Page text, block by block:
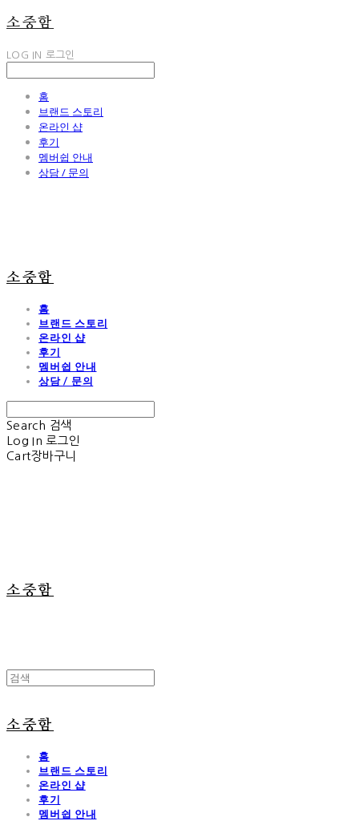
소중함
LOG IN 로그인
홈
브랜드 스토리
온라인 샵
후기
멤버쉽 안내
상담 / 문의
소중함
홈
브랜드 스토리
온라인 샵
후기
멤버쉽 안내
상담 / 문의
Search 검색
Log In 로그인
Cart장바구니
소중함
소중함
홈
브랜드 스토리
온라인 샵
후기
멤버쉽 안내